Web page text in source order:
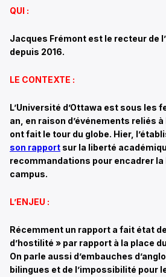
QUI :
Jacques Frémont est le recteur de
depuis 2016.
LE CONTEXTE :
L’Université d’Ottawa est sous les
an, en raison d’événements reliés
ont fait le tour du globe. Hier,
son rapport sur la liberté
recommandations pour encadrer la
campus.
L’ENJEU :
Récemment un rapport a fait état
d’hostilité » par rapport à la place
On parle aussi d’embauches
bilingues et de l’impossibilité pour